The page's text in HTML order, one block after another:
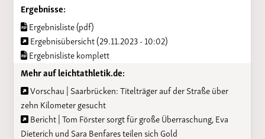
Ergebnisse:
Ergebnisliste (pdf)
Ergebnisübersicht (29.11.2023 - 10:02)
Ergebnisliste komplett
Mehr auf leichtathletik.de:
Vorschau | Saarbrücken: Titelträger auf der Straße über
zehn Kilometer gesucht
Bericht | Tom Förster sorgt für große Überraschung, Eva
Dieterich und Sara Benfares teilen sich Gold